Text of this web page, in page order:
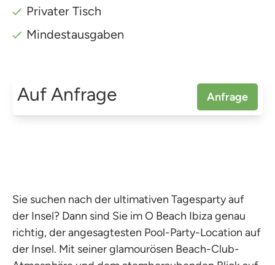
Privater Tisch
Mindestausgaben
Auf Anfrage Anfrage
Sie suchen nach der ultimativen Tagesparty auf
der Insel? Dann sind Sie im O Beach Ibiza genau
richtig, der angesagtesten Pool-Party-Location auf
der Insel. Mit seiner glamourösen Beach-Club-